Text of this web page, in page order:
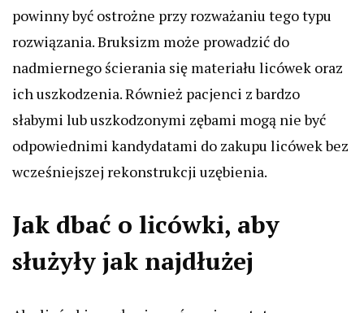
powinny być ostrożne przy rozważaniu tego typu
rozwiązania. Bruksizm może prowadzić do
nadmiernego ścierania się materiału licówek oraz
ich uszkodzenia. Również pacjenci z bardzo
słabymi lub uszkodzonymi zębami mogą nie być
odpowiednimi kandydatami do zakupu licówek bez
wcześniejszej rekonstrukcji uzębienia.
Jak dbać o licówki, aby
służyły jak najdłużej